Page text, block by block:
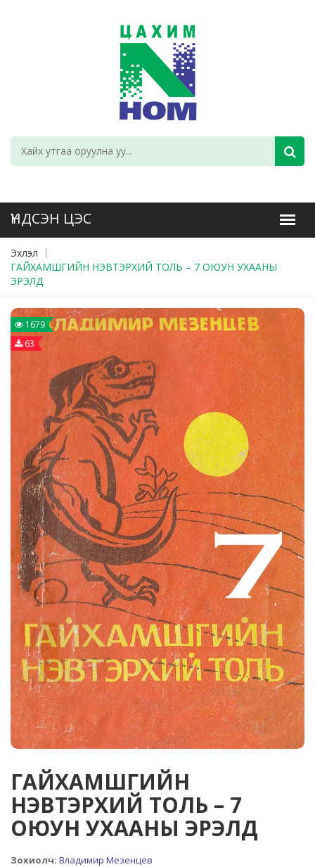
Эхлэл
ГАЙХАМШГИЙН НЭВТЭРХИЙ ТОЛЬ – 7 ОЮУН УХААНЫ
ЭРЭЛД
1679
63
ГАЙХАМШГИЙН
НЭВТЭРХИЙ ТОЛЬ – 7
ОЮУН УХААНЫ ЭРЭЛД
Зохиолч: Владимир Мезенцев